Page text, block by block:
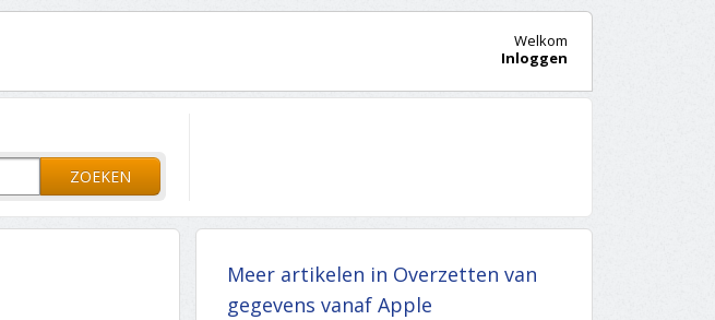
Welkom
Inloggen
ZOEKEN
Meer artikelen in Overzetten van
gegevens vanaf Apple